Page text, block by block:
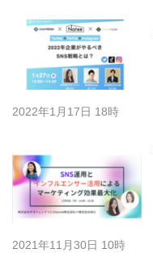
2022年1月17日 18時
2021年11月30日 10時